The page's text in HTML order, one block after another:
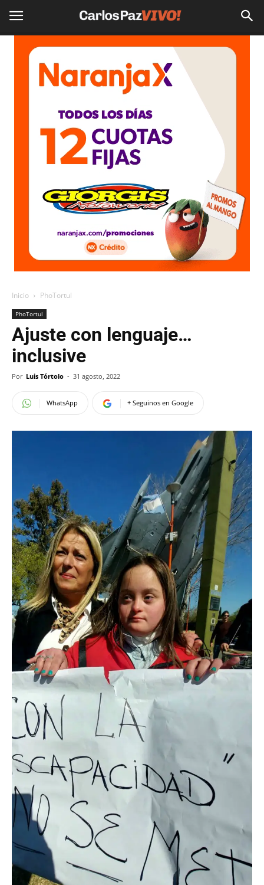
Inicio PhoTortul
PhoTortul
Ajuste con lenguaje…
inclusive
Por Luis Tórtolo - 31 agosto, 2022
WhatsApp + Seguinos en Google